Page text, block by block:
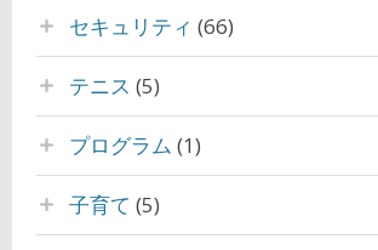
セキュリティ (66)
テニス (5)
プログラム (1)
子育て (5)